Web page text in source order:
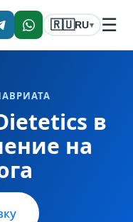
🇷🇺RU▾ ☰
в
на